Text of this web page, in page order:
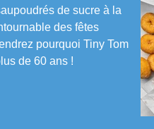
de sucre à la
des fêtes
pourquoi Tiny Tom
de 60 ans !